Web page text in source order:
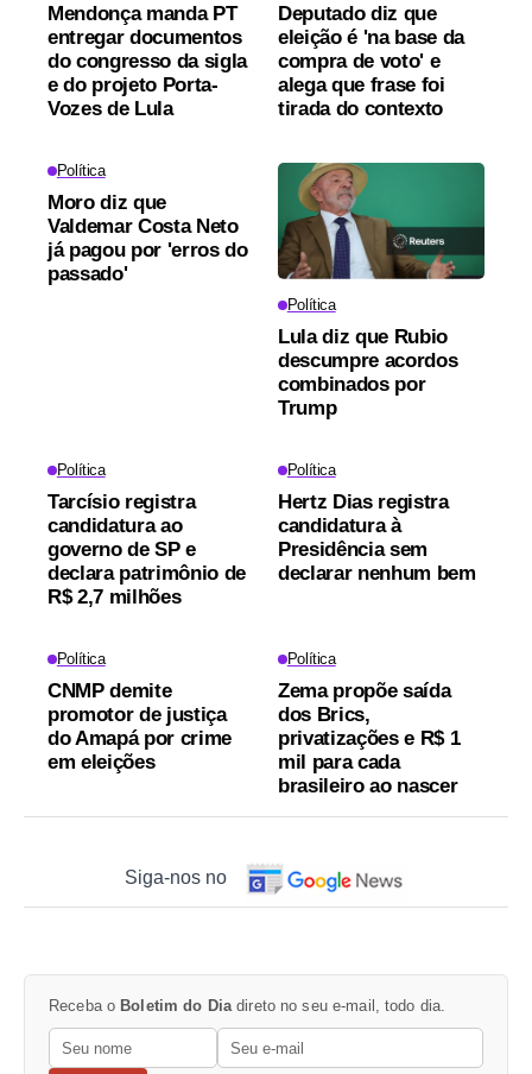
Mendonça manda PT
entregar documentos
do congresso da sigla
e do projeto Porta-
Vozes de Lula
Deputado diz que
eleição é 'na base da
compra de voto' e
alega que frase foi
tirada do contexto
Política
Moro diz que
Valdemar Costa Neto
já pagou por 'erros do
passado'
Política
Lula diz que Rubio
descumpre acordos
combinados por
Trump
Política
Tarcísio registra
candidatura ao
governo de SP e
declara patrimônio de
R$ 2,7 milhões
Política
Hertz Dias registra
candidatura à
Presidência sem
declarar nenhum bem
Política
CNMP demite
promotor de justiça
do Amapá por crime
em eleições
Política
Zema propõe saída
dos Brics,
privatizações e R$ 1
mil para cada
brasileiro ao nascer
Siga-nos no
Receba o Boletim do Dia direto no seu e-mail, todo dia.